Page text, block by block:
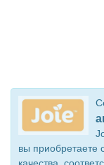
вы приобретаете
качества,